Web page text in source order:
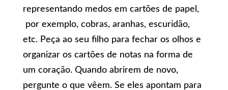
representando medos em cartões de papel,
por exemplo, cobras, aranhas, escuridão,
etc. Peça ao seu filho para fechar os olhos e
organizar os cartões de notas na forma de
um coração. Quando abrirem de novo,
pergunte o que vêem. Se eles apontam para